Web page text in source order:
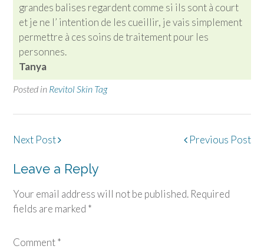
grandes balises regardent comme si ils sont à court
et je ne l’ intention de les cueillir, je vais simplement
permettre à ces soins de traitement pour les
personnes.
Tanya
Posted in Revitol Skin Tag
Post
Previous Post
Next Post
Leave a Reply
Your email address will not be published. Required
fields are marked *
Comment*